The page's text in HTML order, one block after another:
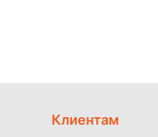
Клиентам